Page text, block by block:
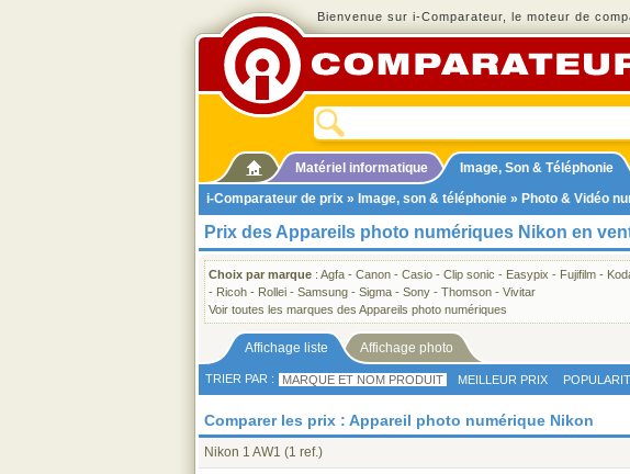
Bienvenue sur i-Comparateur, le moteur de
Matériel informatique Image, Son & Téléphonie
i-Comparateur de prix » Image, son & téléphonie » Photo & Vidéo
Prix des Appareils photo numériques Nikon en
Choix par marque : Agfa - Canon - Casio - Clip sonic - Easypix - Fujifilm -
- Ricoh - Rollei - Samsung - Sigma - Sony - Thomson - Vivitar
Voir toutes les marques des Appareils photo numériques
Affichage liste Affichage photo
TRIER PAR : MARQUE ET NOM PRODUIT MEILLEUR PRIX
Comparer les prix : Appareil photo numérique Nikon
Nikon 1 AW1 (1 ref.)